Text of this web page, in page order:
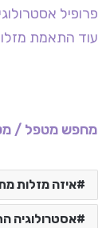
פרופיל
עוד התאמת
מחפש מטפל /
איזה מזלות
אסטרולוגיה